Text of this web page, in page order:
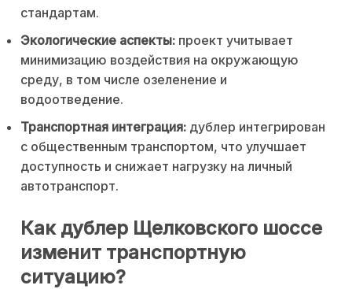
стандартам.
Экологические аспекты: проект учитывает
минимизацию воздействия на окружающую
среду, в том числе озеленение и
водоотведение.
Транспортная интеграция: дублер интегрирован
с общественным транспортом, что улучшает
доступность и снижает нагрузку на личный
автотранспорт.
Как дублер Щелковского шоссе
изменит транспортную
ситуацию?